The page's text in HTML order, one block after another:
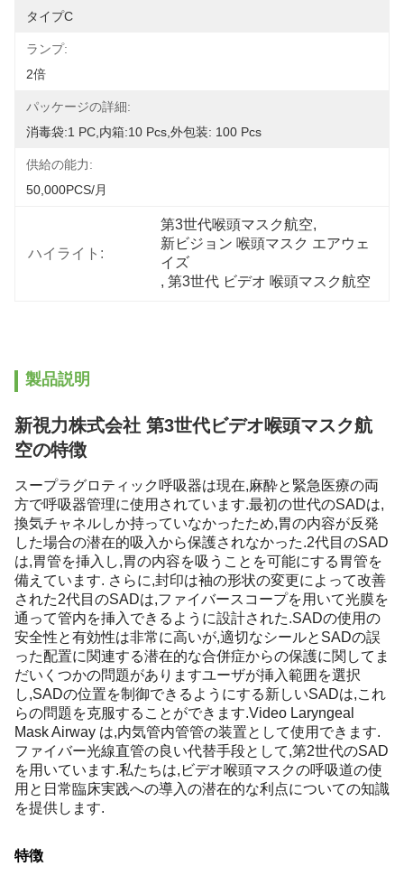
タイプC
ランプ:
2倍
パッケージの詳細:
消毒袋:1 PC,内箱:10 Pcs,外包装: 100 Pcs
供給の能力:
50,000PCS/月
ハイライト:
第3世代喉頭マスク航空,
新ビジョン 喉頭マスク エアウェ
イズ
, 第3世代 ビデオ 喉頭マスク航空
製品説明
新視力株式会社 第3世代ビデオ喉頭マスク航
空の特徴
スープラグロティック呼吸器は現在,麻酔と緊急医療の両
方で呼吸器管理に使用されています.最初の世代のSADは,
換気チャネルしか持っていなかったため,胃の内容が反発
した場合の潜在的吸入から保護されなかった.2代目のSAD
は,胃管を挿入し,胃の内容を吸うことを可能にする胃管を
備えています. さらに,封印は袖の形状の変更によって改善
された2代目のSADは,ファイバースコープを用いて光膜を
通って管内を挿入できるように設計された.SADの使用の
安全性と有効性は非常に高いが,適切なシールとSADの誤
った配置に関連する潜在的な合併症からの保護に関してま
だいくつかの問題がありますユーザが挿入範囲を選択
し,SADの位置を制御できるようにする新しいSADは,これ
らの問題を克服することができます.Video Laryngeal
Mask Airway は,内気管内管管の装置として使用できます.
ファイバー光線直管の良い代替手段として,第2世代のSAD
を用いています.私たちは,ビデオ喉頭マスクの呼吸道の使
用と日常臨床実践への導入の潜在的な利点についての知識
を提供します.
特徴